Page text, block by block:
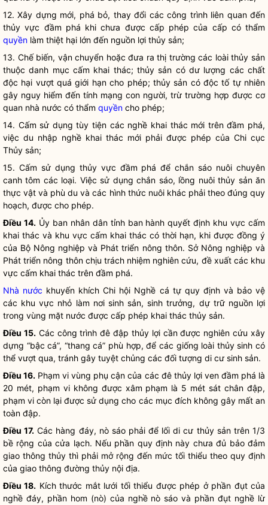
12. Xây dựng mới, phá bỏ, thay đổi các công trình liên quan đến
thủy vực đầm phá khi chưa được cấp phép của cấp có thẩm
quyền làm thiệt hại lớn đến nguồn lợi thủy sản;
13. Chế biến, vận chuyển hoặc đưa ra thị trường các loài thủy sản
thuộc danh mục cấm khai thác; thủy sản có dư lượng các chất
độc hại vượt quá giới hạn cho phép; thủy sản có độc tố tự nhiên
gây nguy hiểm đến tính mạng con người, trừ trường hợp được cơ
quan nhà nước có thẩm quyền cho phép;
14. Cấm sử dụng tùy tiện các nghề khai thác mới trên đầm phá,
việc du nhập nghề khai thác mới phải được phép của Chi cục
Thủy sản;
15. Cấm sử dụng thủy vực đầm phá để chắn sáo nuôi chuyên
canh tôm các loại. Việc sử dụng chắn sáo, lồng nuôi thủy sản ăn
thực vật và phù du và các hình thức nuôi khác phải theo đúng quy
hoạch, được cho phép.
Điều 14.Ủy ban nhân dântỉnh ban hành quyết định khu vực cấm
khai thác và khu vực cấm khai thác có thời hạn, khi được đồng ý
của Bộ Nông nghiệp và Phát triển nông thôn. Sở Nông nghiệp và
Phát triển nông thôn chịu trách nhiệm nghiên cứu, đề xuất các khu
vực cấm khai thác trên đầm phá.
Nhà nước khuyến khích Chi hội Nghề cá tự quy định và bảo vệ
các khu vực nhỏ làm nơi sinh sản, sinh trưởng, dự trữ nguồn lợi
trong vùng mặt nước được cấp phép khai thác thủy sản.
Điều 15.Các công trình đê đập thủy lợi cần được nghiên cứu xây
dựng “bậc cá”, “thang cá” phù hợp, để các giống loài thủy sinh có
thể vượt qua, tránh gây tuyệt chủng các đối tượng di cư sinh sản.
Điều 16. Phạm vi vùng phụ cận của các đê thủy lợi ven đầm phá là
20 mét, phạm vi không được xâm phạm là 5 mét sát chân đập,
phạm vi còn lại được sử dụng cho các mục đích không gây mất an
toàn đập.
Điều 17. Các hàng đáy, nò sáo phải để lối di cư thủy sản trên 1/3
bề rộng của cửa lạch. Nếu phần quy định này chưa đủ bảo đảm
giao thông thủy thì phải mở rộng đến mức tối thiểu theo quy định
của giao thông đường thủy nội địa.
Điều 18. Kích thước mắt lưới tối thiểu được phép ở phần đụt của
nghề đáy, phần hom (nò) của nghề nò sáo và phần đụt nghề lừ